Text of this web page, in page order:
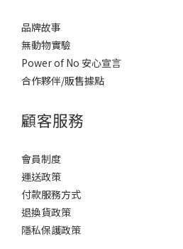
品牌故事
無動物實驗
Power of No 安心宣言
合作夥伴/販售據點
顧客服務
會員制度
運送政策
付款服務方式
退換貨政策
隱私保護政策